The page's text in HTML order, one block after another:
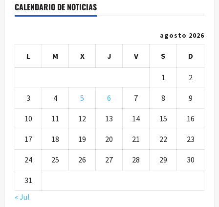
CALENDARIO DE NOTICIAS
agosto 2026
L M X J V S D
1 2
3 4 5 6 7 8 9
10 11 12 13 14 15 16
17 18 19 20 21 22 23
24 25 26 27 28 29 30
31
« Jul